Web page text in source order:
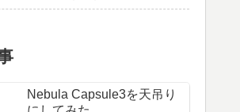
Nebula Capsule3を天吊り